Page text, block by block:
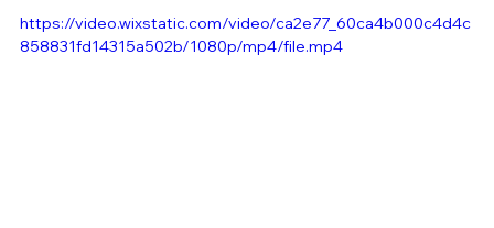
https://video.wixstatic.com/video/ca2e77_60ca4b000c4d4c
858831fd14315a502b/1080p/mp4/file.mp4